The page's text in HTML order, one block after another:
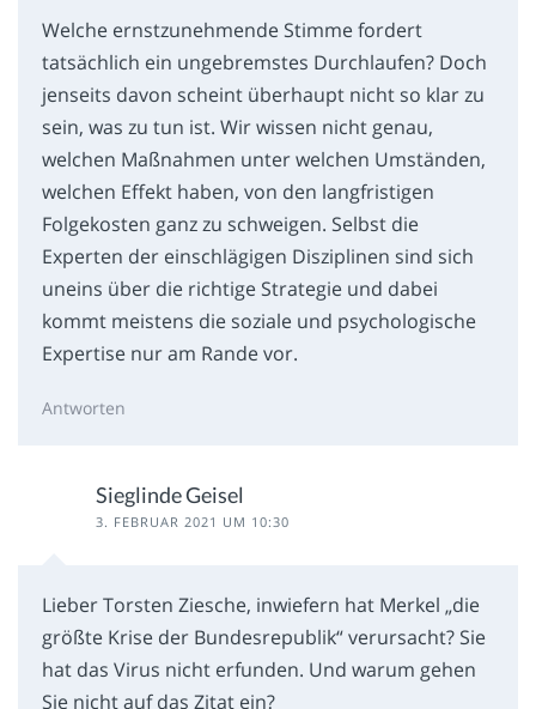
Welche ernstzunehmende Stimme fordert
tatsächlich ein ungebremstes Durchlaufen? Doch
jenseits davon scheint überhaupt nicht so klar zu
sein, was zu tun ist. Wir wissen nicht genau,
welchen Maßnahmen unter welchen Umständen,
welchen Effekt haben, von den langfristigen
Folgekosten ganz zu schweigen. Selbst die
Experten der einschlägigen Disziplinen sind sich
uneins über die richtige Strategie und dabei
kommt meistens die soziale und psychologische
Expertise nur am Rande vor.
Antworten
Sieglinde Geisel
3. FEBRUAR 2021 UM 10:30
Lieber Torsten Ziesche, inwiefern hat Merkel „die
größte Krise der Bundesrepublik“ verursacht? Sie
hat das Virus nicht erfunden. Und warum gehen
Sie nicht auf das Zitat ein?